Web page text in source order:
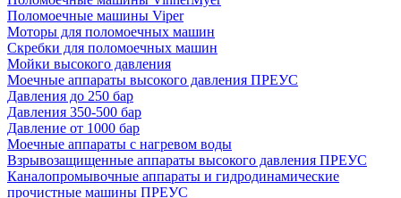
Поломоечные машины Viper
Моторы для поломоечных машин
Скребки для поломоечных машин
Мойки высокого давления
Моечные аппараты высокого давления ПРЕУС
Давления до 250 бар
Давления 350-500 бар
Давление от 1000 бар
Моечные аппараты с нагревом воды
Взрывозащищенные аппараты высокого давления ПРЕУС
Каналопромывочные аппараты и гидродинамические
прочистные машины ПРЕУС